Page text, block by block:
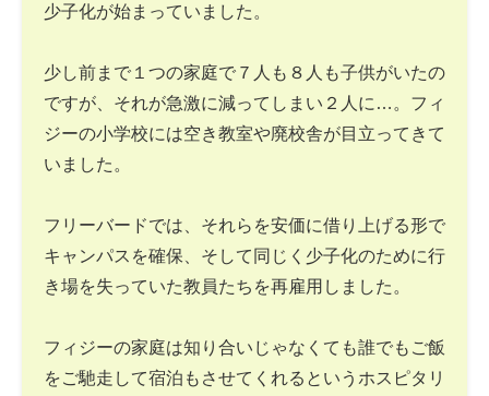
少子化が始まっていました。
少し前まで１つの家庭で７人も８人も子供がいたの
ですが、それが急激に減ってしまい２人に…。フィ
ジーの小学校には空き教室や廃校舎が目立ってきて
いました。
フリーバードでは、それらを安価に借り上げる形で
キャンパスを確保、そして同じく少子化のために行
き場を失っていた教員たちを再雇用しました。
フィジーの家庭は知り合いじゃなくても誰でもご飯
をご馳走して宿泊もさせてくれるというホスピタリ